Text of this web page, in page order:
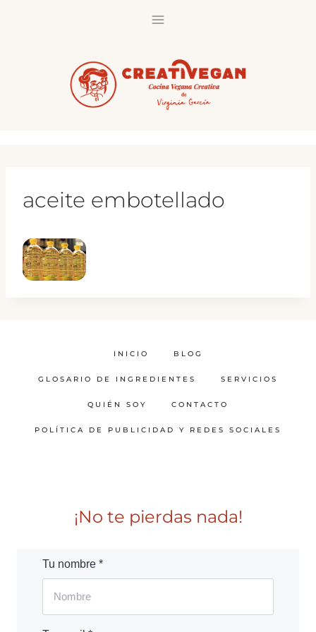
aceite embotellado
INICIO BLOG
GLOSARIO DE INGREDIENTES SERVICIOS
QUIÉN SOY CONTACTO
POLÍTICA DE PUBLICIDAD Y REDES SOCIALES
¡No te pierdas nada!
Tu nombre *